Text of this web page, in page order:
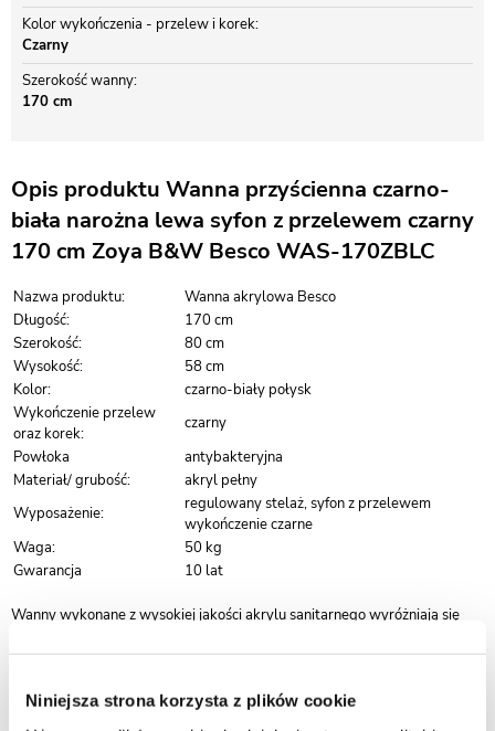
Niniejsza strona korzysta z plików cookie
Kolor wykończenia - przelew i korek
Czarny
Szerokość wanny
170 cm
Opis produktu Wanna przyścienna czarno-
biała narożna lewa syfon z przelewem czarny
170 cm Zoya B&W Besco WAS-170ZBLC
Nazwa produktu:
Wanna akrylowa Besco
Długość:
170 cm
Szerokość:
80 cm
Wysokość:
58 cm
Kolor:
czarno-biały połysk
Wykończenie przelew
oraz korek:
czarny
Powłoka
antybakteryjna
Materiał/ grubość:
akryl pełny
Wyposażenie:
regulowany stelaż, syfon z przelewem
wykończenie czarne
Waga:
50 kg
Gwarancja
10 lat
Wanny wykonane z wysokiej jakości akrylu sanitarnego wyróżniają się
utrzymanie czystości i codzienną pielęgnację. Materiał ten ogranicza
estetyczny wygląd przez długi czas.